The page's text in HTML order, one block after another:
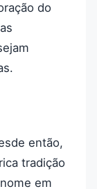
do
então,
tradição
em